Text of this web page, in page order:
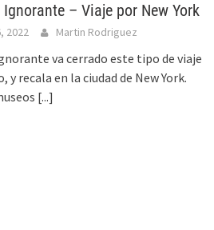
– Viaje por New York
2022 Martin Rodriguez
va cerrado este tipo de viaje
y recala en la ciudad de New York.
[...]